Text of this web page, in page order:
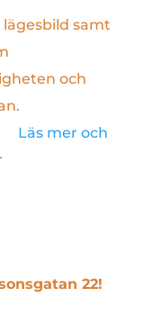
samt
och
och
22!